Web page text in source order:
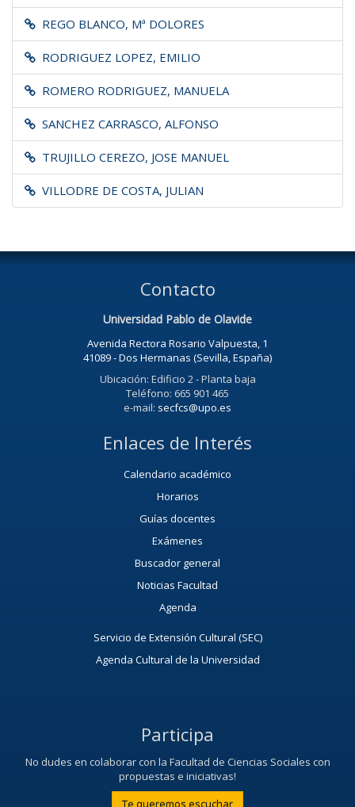
REGO BLANCO, Mª DOLORES
RODRIGUEZ LOPEZ, EMILIO
ROMERO RODRIGUEZ, MANUELA
SANCHEZ CARRASCO, ALFONSO
TRUJILLO CEREZO, JOSE MANUEL
VILLODRE DE COSTA, JULIAN
Contacto
Universidad Pablo de Olavide
Avenida Rectora Rosario Valpuesta, 1
41089 - Dos Hermanas (Sevilla, España)
Ubicación: Edificio 2 - Planta baja
Teléfono: 665 901 465
e-mail: secfcs@upo.es
Enlaces de Interés
Calendario académico
Horarios
Guías docentes
Exámenes
Buscador general
Noticias Facultad
Agenda
Servicio de Extensión Cultural (SEC)
Agenda Cultural de la Universidad
Participa
No dudes en colaborar con la Facultad de Ciencias Sociales con
propuestas e iniciativas!
Te queremos escuchar